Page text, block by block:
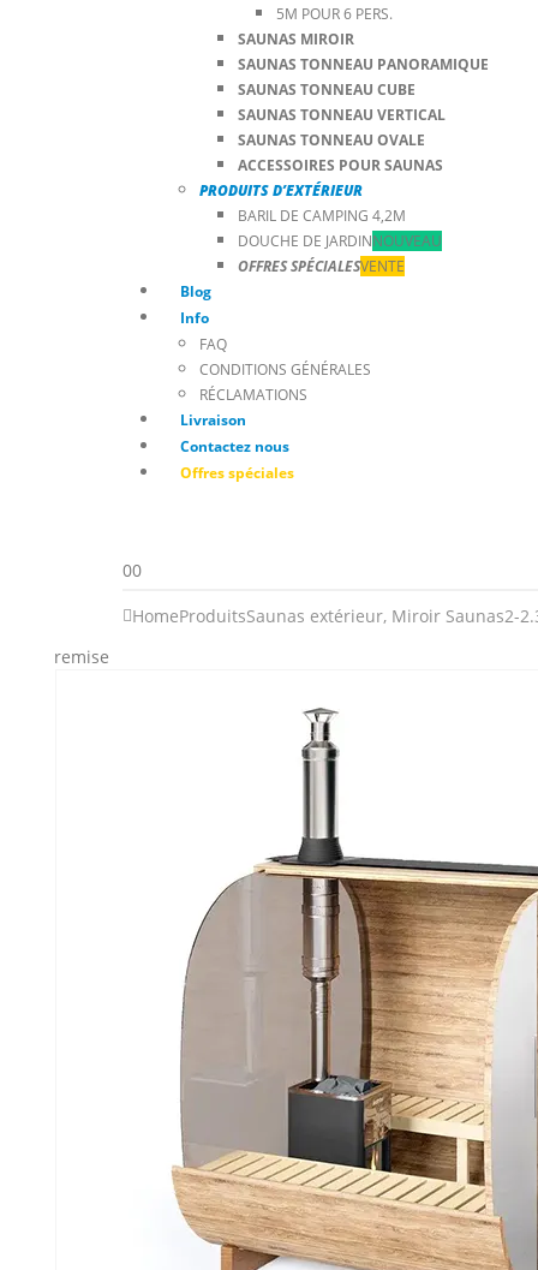
5M POUR 6 PERS.
SAUNAS MIROIR
SAUNAS TONNEAU PANORAMIQUE
SAUNAS TONNEAU CUBE
SAUNAS TONNEAU VERTICAL
SAUNAS TONNEAU OVALE
ACCESSOIRES POUR SAUNAS
PRODUITS D’EXTÉRIEUR
BARIL DE CAMPING 4,2M
DOUCHE DE JARDINNOUVEAU
OFFRES SPÉCIALESVENTE
Blog
Info
FAQ
CONDITIONS GÉNÉRALES
RÉCLAMATIONS
Livraison
Contactez nous
Offres spéciales
00
HomeProduitsSaunas extérieur, Miroir Saunas2-
remise